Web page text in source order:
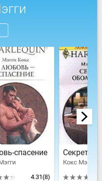
спасение
4.31(8)
Кокс Мэгги